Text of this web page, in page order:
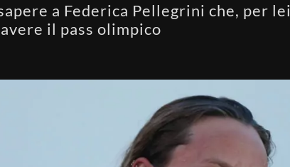
a Federica Pellegrini che, per
il pass olimpico